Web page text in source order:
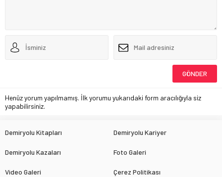
Henüz yorum yapılmamış. İlk yorumu yukarıdaki form aracılığıyla siz
yapabilirsiniz.
Demiryolu Kitapları Demiryolu Kariyer
Demiryolu Kazaları Foto Galeri
Video Galeri Çerez Politikası